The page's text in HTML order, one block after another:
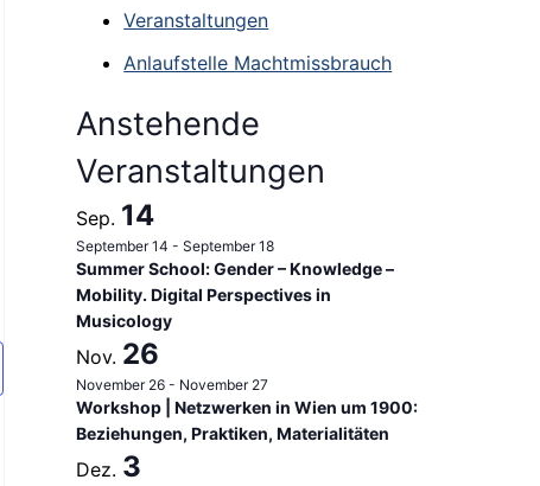
Veranstaltungen
Anlaufstelle Machtmissbrauch
Anstehende
Veranstaltungen
Sep. 14
September 14 -September 18
Summer School: Gender – Knowledge –
Mobility. Digital Perspectives in
Musicology
Nov. 26
November 26 - November 27
Workshop | Netzwerken in Wien um 1900:
Beziehungen, Praktiken, Materialitäten
Dez. 3